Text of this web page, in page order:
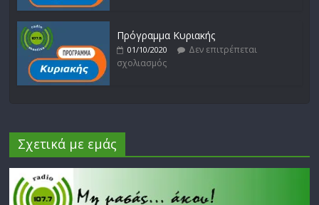
Πρόγραμμα Κυριακής
01/10/2020
Δεν επιτρέπεται
σχολιασμός
Σχετικά με εμάς